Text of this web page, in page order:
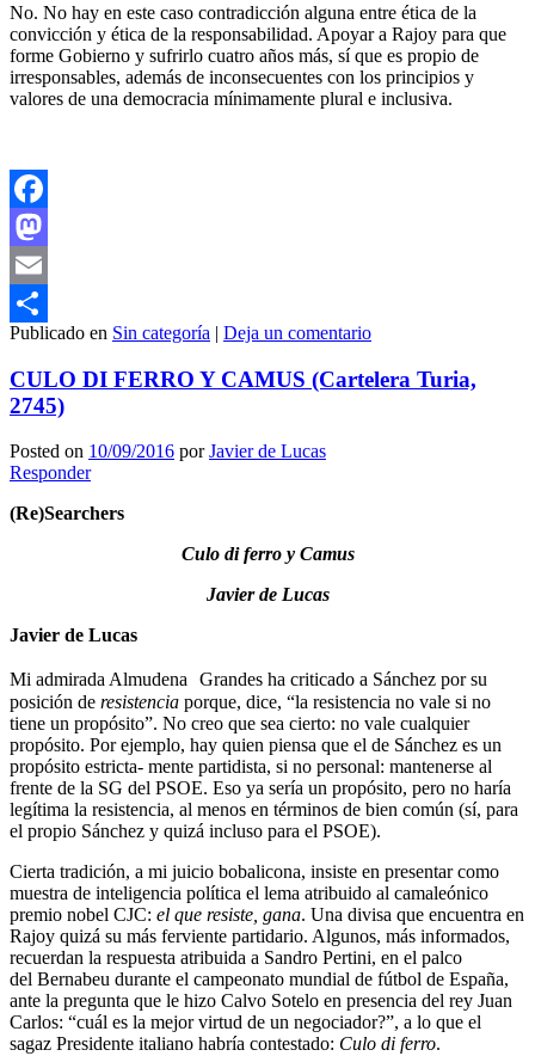
No. No hay en este caso contradicción alguna entre ética de la
convicción y ética de la responsabilidad. Apoyar a Rajoy para que
forme Gobierno y sufrirlo cuatro años más, sí que es propio de
irresponsables, además de inconsecuentes con los principios y
valores de una democracia mínimamente plural e inclusiva.
Facebook
Mastodon
Email
Compartir
Publicado en Sin categoría | Deja un comentario
CULO DI FERRO Y CAMUS (Cartelera Turia,
2745)
Posted on 10/09/2016 porJavier de Lucas
Responder
(Re)Searchers
Culo di ferro y Camus
Javier de Lucas
Javier de Lucas
Mi admirada Almudena Grandes ha criticado a Sánchez por su
posición de resistencia porque, dice, “la resistencia no vale si no
tiene un propósito”. No creo que sea cierto: no vale cualquier
propósito. Por ejemplo, hay quien piensa que el de Sánchez es un
propósito estricta- mente partidista, si no personal: mantenerse al
frente de la SG del PSOE. Eso ya sería un propósito, pero no haría
legítima la resistencia, al menos en términos de bien común (sí, para
el propio Sánchez y quizá incluso para el PSOE).
Cierta tradición, a mi juicio bobalicona, insiste en presentar como
muestra de inteligencia política el lema atribuido al camaleónico
premio nobel CJC: el que resiste, gana. Una divisa que encuentra en
Rajoy quizá su más ferviente partidario. Algunos, más informados,
recuerdan la respuesta atribuida a Sandro Pertini, en el palco
del Bernabeu durante el campeonato mundial de fútbol de España,
ante la pregunta que le hizo Calvo Sotelo en presencia del rey Juan
Carlos: “cuál es la mejor virtud de un negociador?”, a lo que el
sagaz Presidente italiano habría contestado: Culo di ferro.